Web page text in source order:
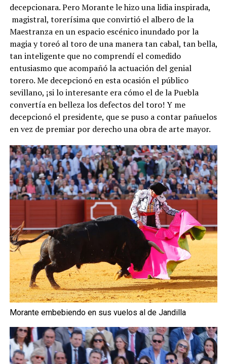
decepcionara. Pero Morante le hizo una lidia inspirada,
magistral, torerísima que convirtió el albero de la
Maestranza en un espacio escénico inundado por la
magia y toreó al toro de una manera tan cabal, tan bella,
tan inteligente que no comprendí el comedido
entusiasmo que acompañó la actuación del genial
torero. Me decepcionó en esta ocasión el público
sevillano, ¡si lo interesante era cómo el de la Puebla
convertía en belleza los defectos del toro! Y me
decepcionó el presidente, que se puso a contar pañuelos
en vez de premiar por derecho una obra de arte mayor.
Morante embebiendo en sus vuelos al de Jandilla